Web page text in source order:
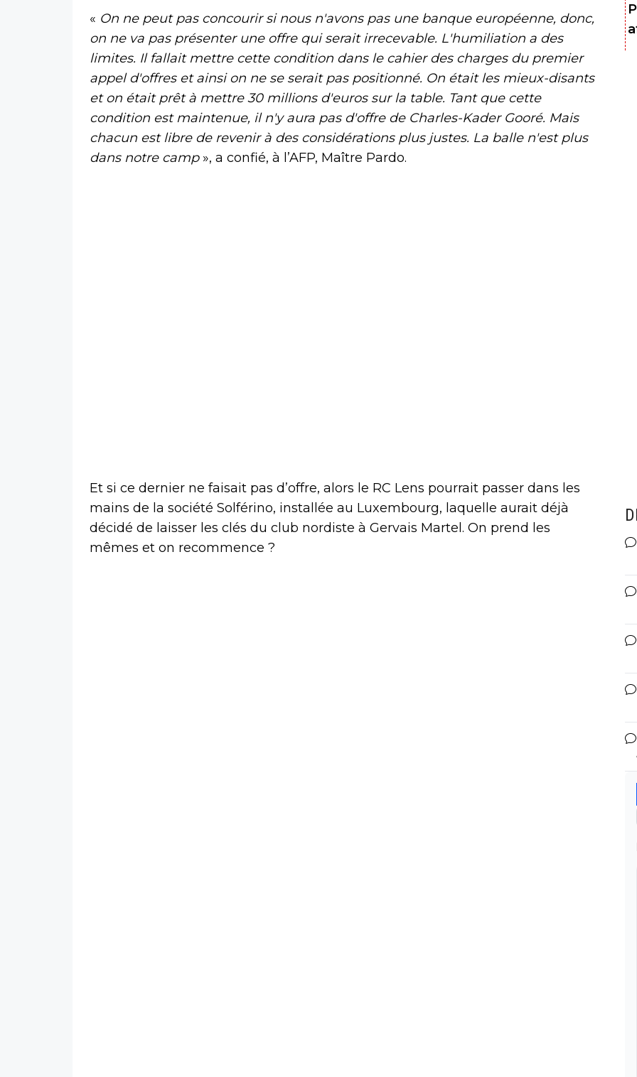
« On ne peut pas concourir si nous n'avons pas une banque européenne, donc,
on ne va pas présenter une offre qui serait irrecevable. L'humiliation a des
limites. Il fallait mettre cette condition dans le cahier des charges du premier
appel d'offres et ainsi on ne se serait pas positionné. On était les mieux-disants
et on était prêt à mettre 30 millions d'euros sur la table. Tant que cette
condition est maintenue, il n'y aura pas d'offre de Charles-Kader Gooré. Mais
chacun est libre de revenir à des considérations plus justes. La balle n'est plus
dans notre camp », a confié, à l’AFP, Maître Pardo.
Et si ce dernier ne faisait pas d’offre, alors le RC Lens pourrait passer dans les
mains de la société Solférino, installée au Luxembourg, laquelle aurait déjà
décidé de laisser les clés du club nordiste à Gervais Martel. On prend les
mêmes et on recommence ?